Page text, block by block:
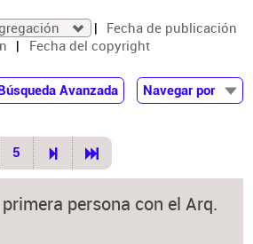
Fecha de publicación
Fecha del copyright
Búsqueda Avanzada
Navegar por
5
persona con el Arq.